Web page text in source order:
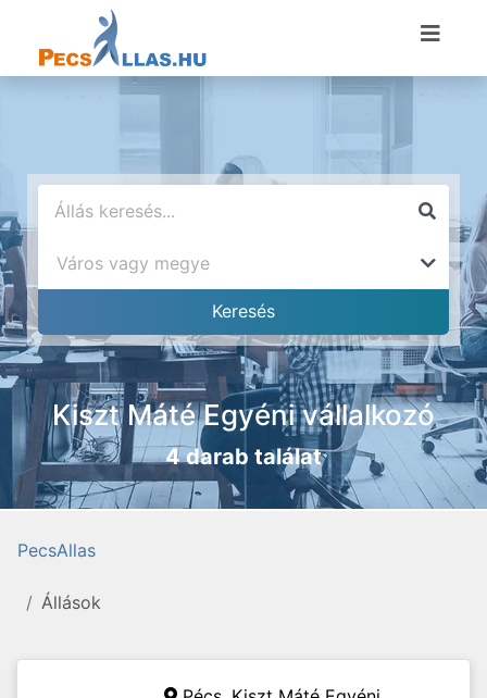
Kiszt Máté Egyéni vállalkozó
4 darab találat
PecsAllas
Állások